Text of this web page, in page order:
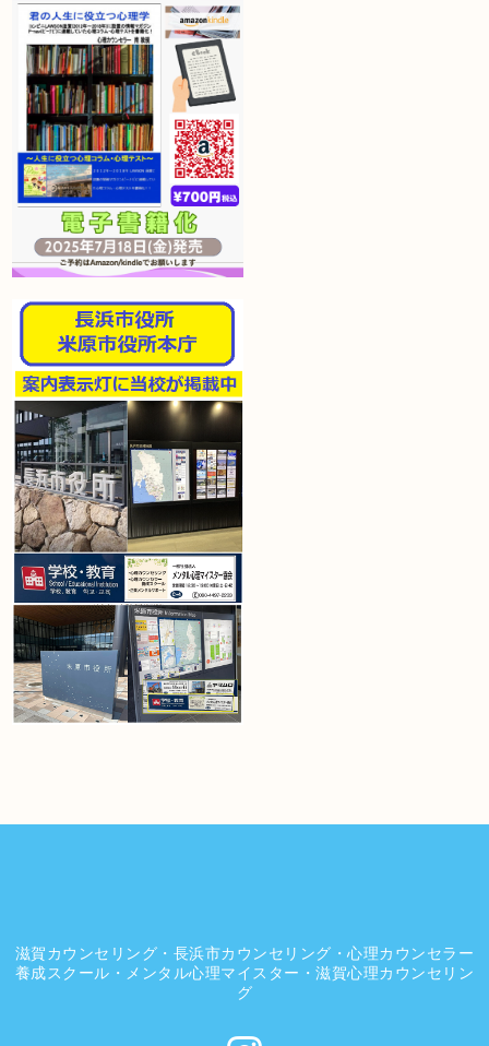
滋賀カウンセリング・長浜市カウンセリング・心理カウンセラー
養成スクール・メンタル心理マイスター・滋賀心理カウンセリン
グ